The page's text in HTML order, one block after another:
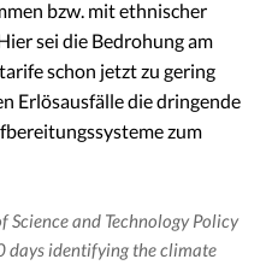
bzw. mit ethnischer
sei die Bedrohung am
schon jetzt zu gering
Erlösausfälle die dringende
zum
and Technology Policy
days identifying the climate